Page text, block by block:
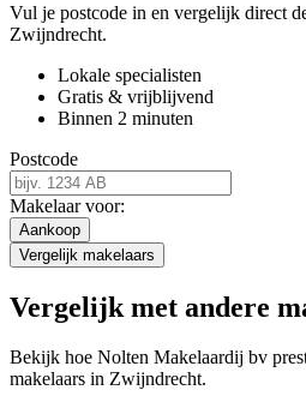
Vul je postcode in en vergelijk direct
Zwijndrecht.
Lokale specialisten
Gratis & vrijblijvend
Binnen 2 minuten
Postcode
Makelaar voor:
Aankoop
Vergelijk makelaars
Vergelijk met andere
Bekijk hoe Nolten Makelaardij bv
makelaars in Zwijndrecht.